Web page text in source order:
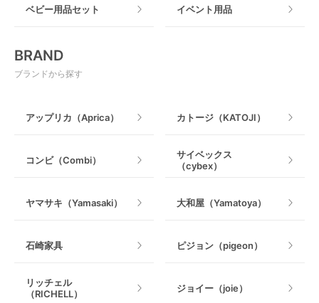
室内遊具
授乳グッズ・ママ用品
ベビー用品セット イベント用品
BRAND
ブランドから探す
アップリカ（Aprica） カトージ（KATOJI）
コンビ（Combi）
サイベックス
（cybex）
ヤマサキ（Yamasaki） 大和屋（Yamatoya）
石崎家具 ピジョン（pigeon）
リッチェル
（RICHELL）
ジョイー（joie）